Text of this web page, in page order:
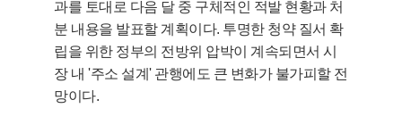
과를 토대로 다음 달 중 구체적인 적발 현황과 처
분 내용을 발표할 계획이다. 투명한 청약 질서 확
립을 위한 정부의 전방위 압박이 계속되면서 시
장 내 '주소 설계' 관행에도 큰 변화가 불가피할 전
망이다.